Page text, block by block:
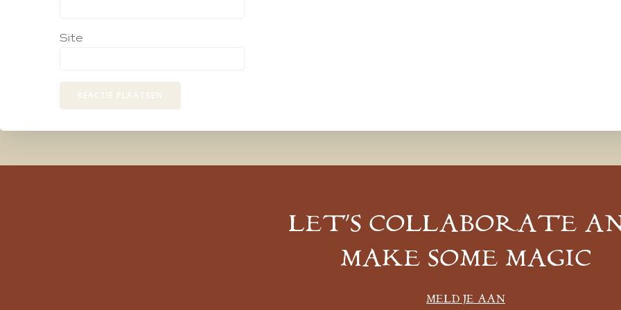
Site
LET’S COLLABORATE
MAKE SOME MAGIC
MELD JE AAN